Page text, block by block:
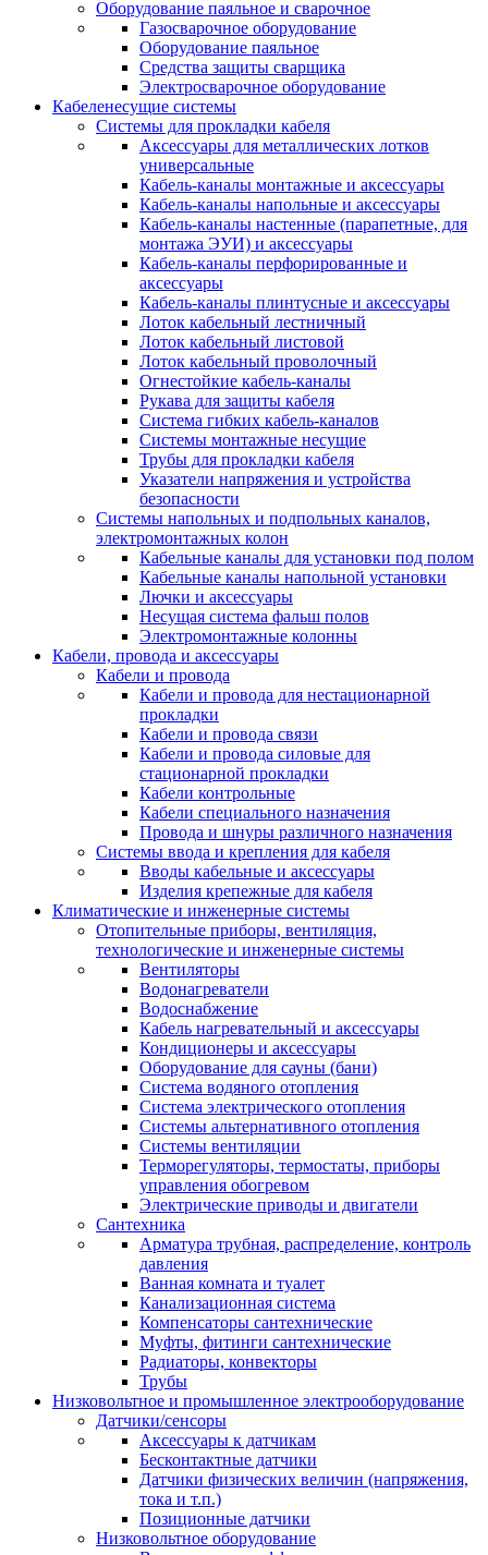
Оборудование паяльное и сварочное
Газосварочное оборудование
Оборудование паяльное
Средства защиты сварщика
Электросварочное оборудование
Кабеленесущие системы
Системы для прокладки кабеля
Аксессуары для металлических лотков
универсальные
Кабель-каналы монтажные и аксессуары
Кабель-каналы напольные и аксессуары
Кабель-каналы настенные (парапетные, для
монтажа ЭУИ) и аксессуары
Кабель-каналы перфорированные и
аксессуары
Кабель-каналы плинтусные и аксессуары
Лоток кабельный лестничный
Лоток кабельный листовой
Лоток кабельный проволочный
Огнестойкие кабель-каналы
Рукава для защиты кабеля
Система гибких кабель-каналов
Системы монтажные несущие
Трубы для прокладки кабеля
Указатели напряжения и устройства
безопасности
Системы напольных и подпольных каналов,
электромонтажных колон
Кабельные каналы для установки под полом
Кабельные каналы напольной установки
Лючки и аксессуары
Несущая система фальш полов
Электромонтажные колонны
Кабели, провода и аксессуары
Кабели и провода
Кабели и провода для нестационарной
прокладки
Кабели и провода связи
Кабели и провода силовые для
стационарной прокладки
Кабели контрольные
Кабели специального назначения
Провода и шнуры различного назначения
Системы ввода и крепления для кабеля
Вводы кабельные и аксессуары
Изделия крепежные для кабеля
Климатические и инженерные системы
Отопительные приборы, вентиляция,
технологические и инженерные системы
Вентиляторы
Водонагреватели
Водоснабжение
Кабель нагревательный и аксессуары
Кондиционеры и аксессуары
Оборудование для сауны (бани)
Система водяного отопления
Система электрического отопления
Системы альтернативного отопления
Системы вентиляции
Терморегуляторы, термостаты, приборы
управления обогревом
Электрические приводы и двигатели
Сантехника
Арматура трубная, распределение, контроль
давления
Ванная комната и туалет
Канализационная система
Компенсаторы сантехнические
Муфты, фитинги сантехнические
Радиаторы, конвекторы
Трубы
Низковольтное и промышленное электрооборудование
Датчики/сенсоры
Аксессуары к датчикам
Бесконтактные датчики
Датчики физических величин (напряжения,
тока и т.п.)
Позиционные датчики
Низковольтное оборудование